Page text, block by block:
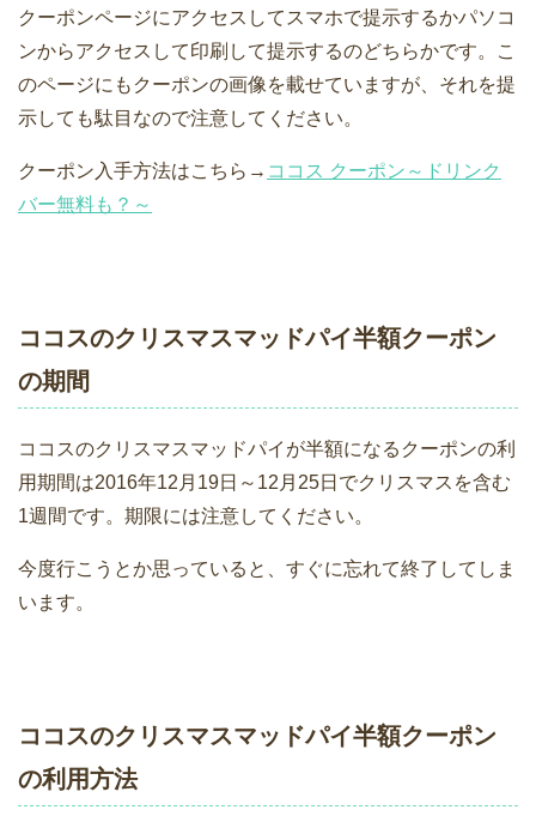
クーポンページにアクセスしてスマホで提示するかパソコ
ンからアクセスして印刷して提示するのどちらかです。こ
のページにもクーポンの画像を載せていますが、それを提
示しても駄目なので注意してください。
クーポン入手方法はこちら→ ココス クーポン～ドリンク
バー無料も？～
ココスのクリスマスマッドパイ半額クーポン
の期間
ココスのクリスマスマッドパイが半額になるクーポンの利
用期間は2016年12月19日～12月25日でクリスマスを含む
1週間です。期限には注意してください。
今度行こうとか思っていると、すぐに忘れて終了してしま
います。
ココスのクリスマスマッドパイ半額クーポン
の利用方法